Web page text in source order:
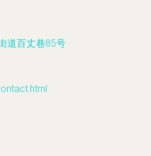
道百丈巷85号